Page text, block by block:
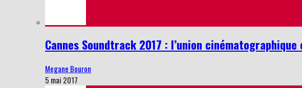
Cannes Soundtrack 2017 : l’union
Megane Bouron
5 mai 2017